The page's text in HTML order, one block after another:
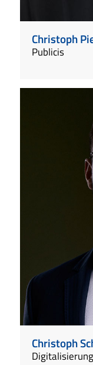
Christoph
Publicis
Christoph